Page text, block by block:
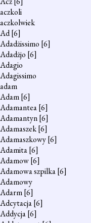
aczkoli
aczkolwiek
Ad[6]
Adadżissimo [6]
Adadżjo [6]
Adagio
Adagissimo
adam
Adam[6]
Adamantea[6]
Adamantyn[6]
Adamaszek[6]
Adamaszkowy[6]
Adamita[6]
Adamow[6]
Adamowa szpilka[6]
Adamowy
Adarm[6]
Adcytacja[6]
Addycja[6]